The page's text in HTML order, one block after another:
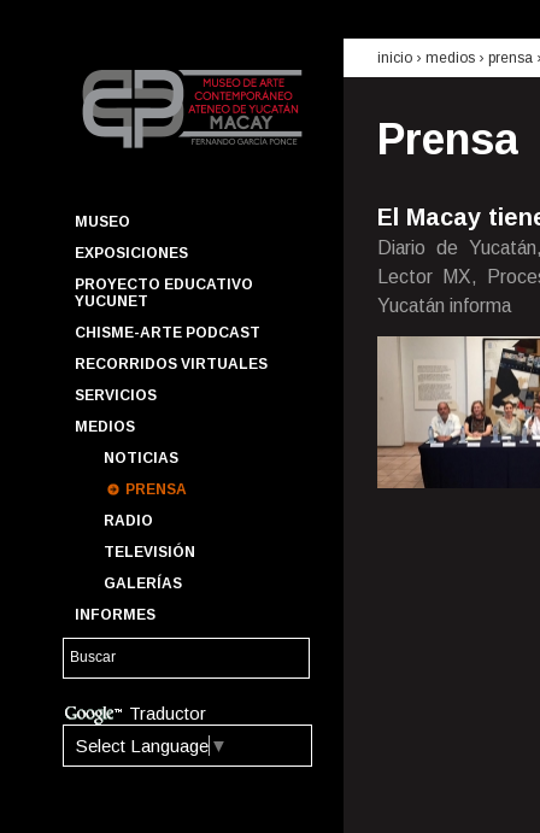
MUSEO
EXPOSICIONES
PROYECTO EDUCATIVO
YUCUNET
CHISME-ARTE PODCAST
RECORRIDOS VIRTUALES
SERVICIOS
MEDIOS
NOTICIAS
PRENSA
RADIO
TELEVISIÓN
GALERÍAS
INFORMES
Traductor
Select Language ▼
inicio › medios › prensa
Prensa
El Macay
Diario de
Lector MX,
Yucatán informa